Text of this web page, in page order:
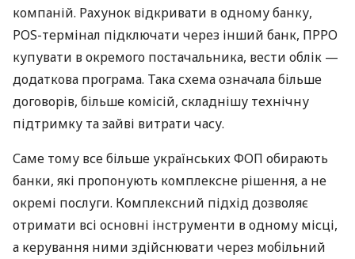
компаній. Рахунок відкривати в одному банку,
POS-термінал підключати через інший банк, ПРРО
купувати в окремого постачальника, вести облік —
додаткова програма. Така схема означала більше
договорів, більше комісій, складнішу технічну
підтримку та зайві витрати часу.
Саме тому все більше українських ФОП обирають
банки, які пропонують комплексне рішення, а не
окремі послуги. Комплексний підхід дозволяє
отримати всі основні інструменти в одному місці,
а керування ними здійснювати через мобільний